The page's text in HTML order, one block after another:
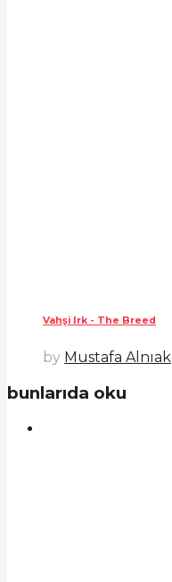
Vahşi Irk - The Breed
by Mustafa Alnıak
bunlarıda oku